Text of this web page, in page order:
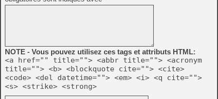
NOTE - Vous pouvez utilisez ces tags et attributs HTML:
<a href="" title=""> <abbr title=""> <acronym
title=""> <b> <blockquote cite=""> <cite>
<code> <del datetime=""> <em> <i> <q cite="">
<s> <strike> <strong>